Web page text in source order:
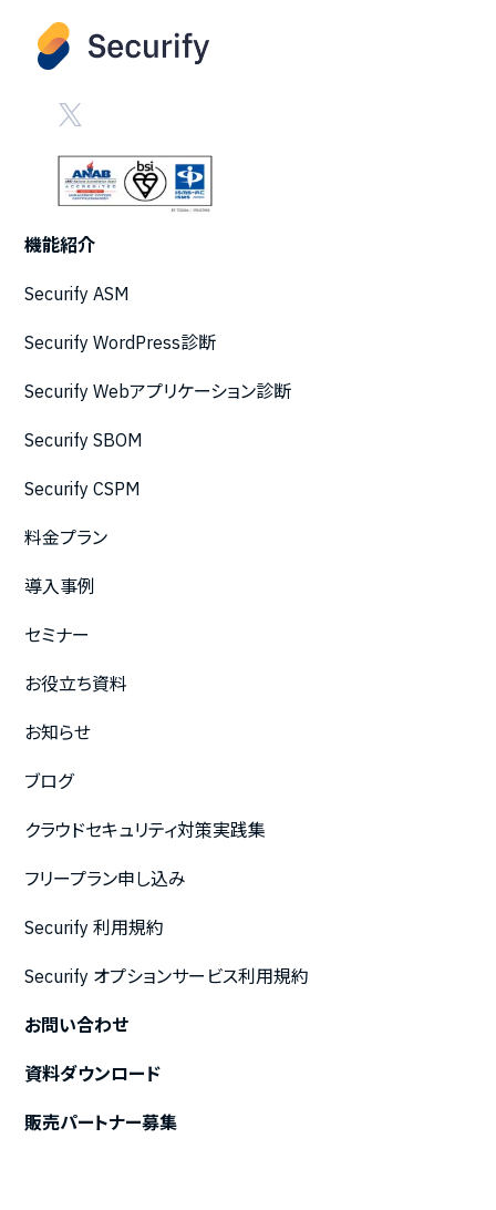
機能紹介
Securify ASM
Securify WordPress診断
Securify Webアプリケーション診断
Securify SBOM
Securify CSPM
料金プラン
導入事例
セミナー
お役立ち資料
お知らせ
ブログ
クラウドセキュリティ対策実践集
フリープラン申し込み
Securify 利用規約
Securify オプションサービス利用規約
お問い合わせ
資料ダウンロード
販売パートナー募集